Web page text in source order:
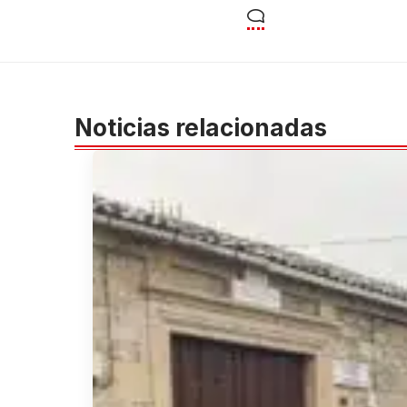
Noticias relacionadas